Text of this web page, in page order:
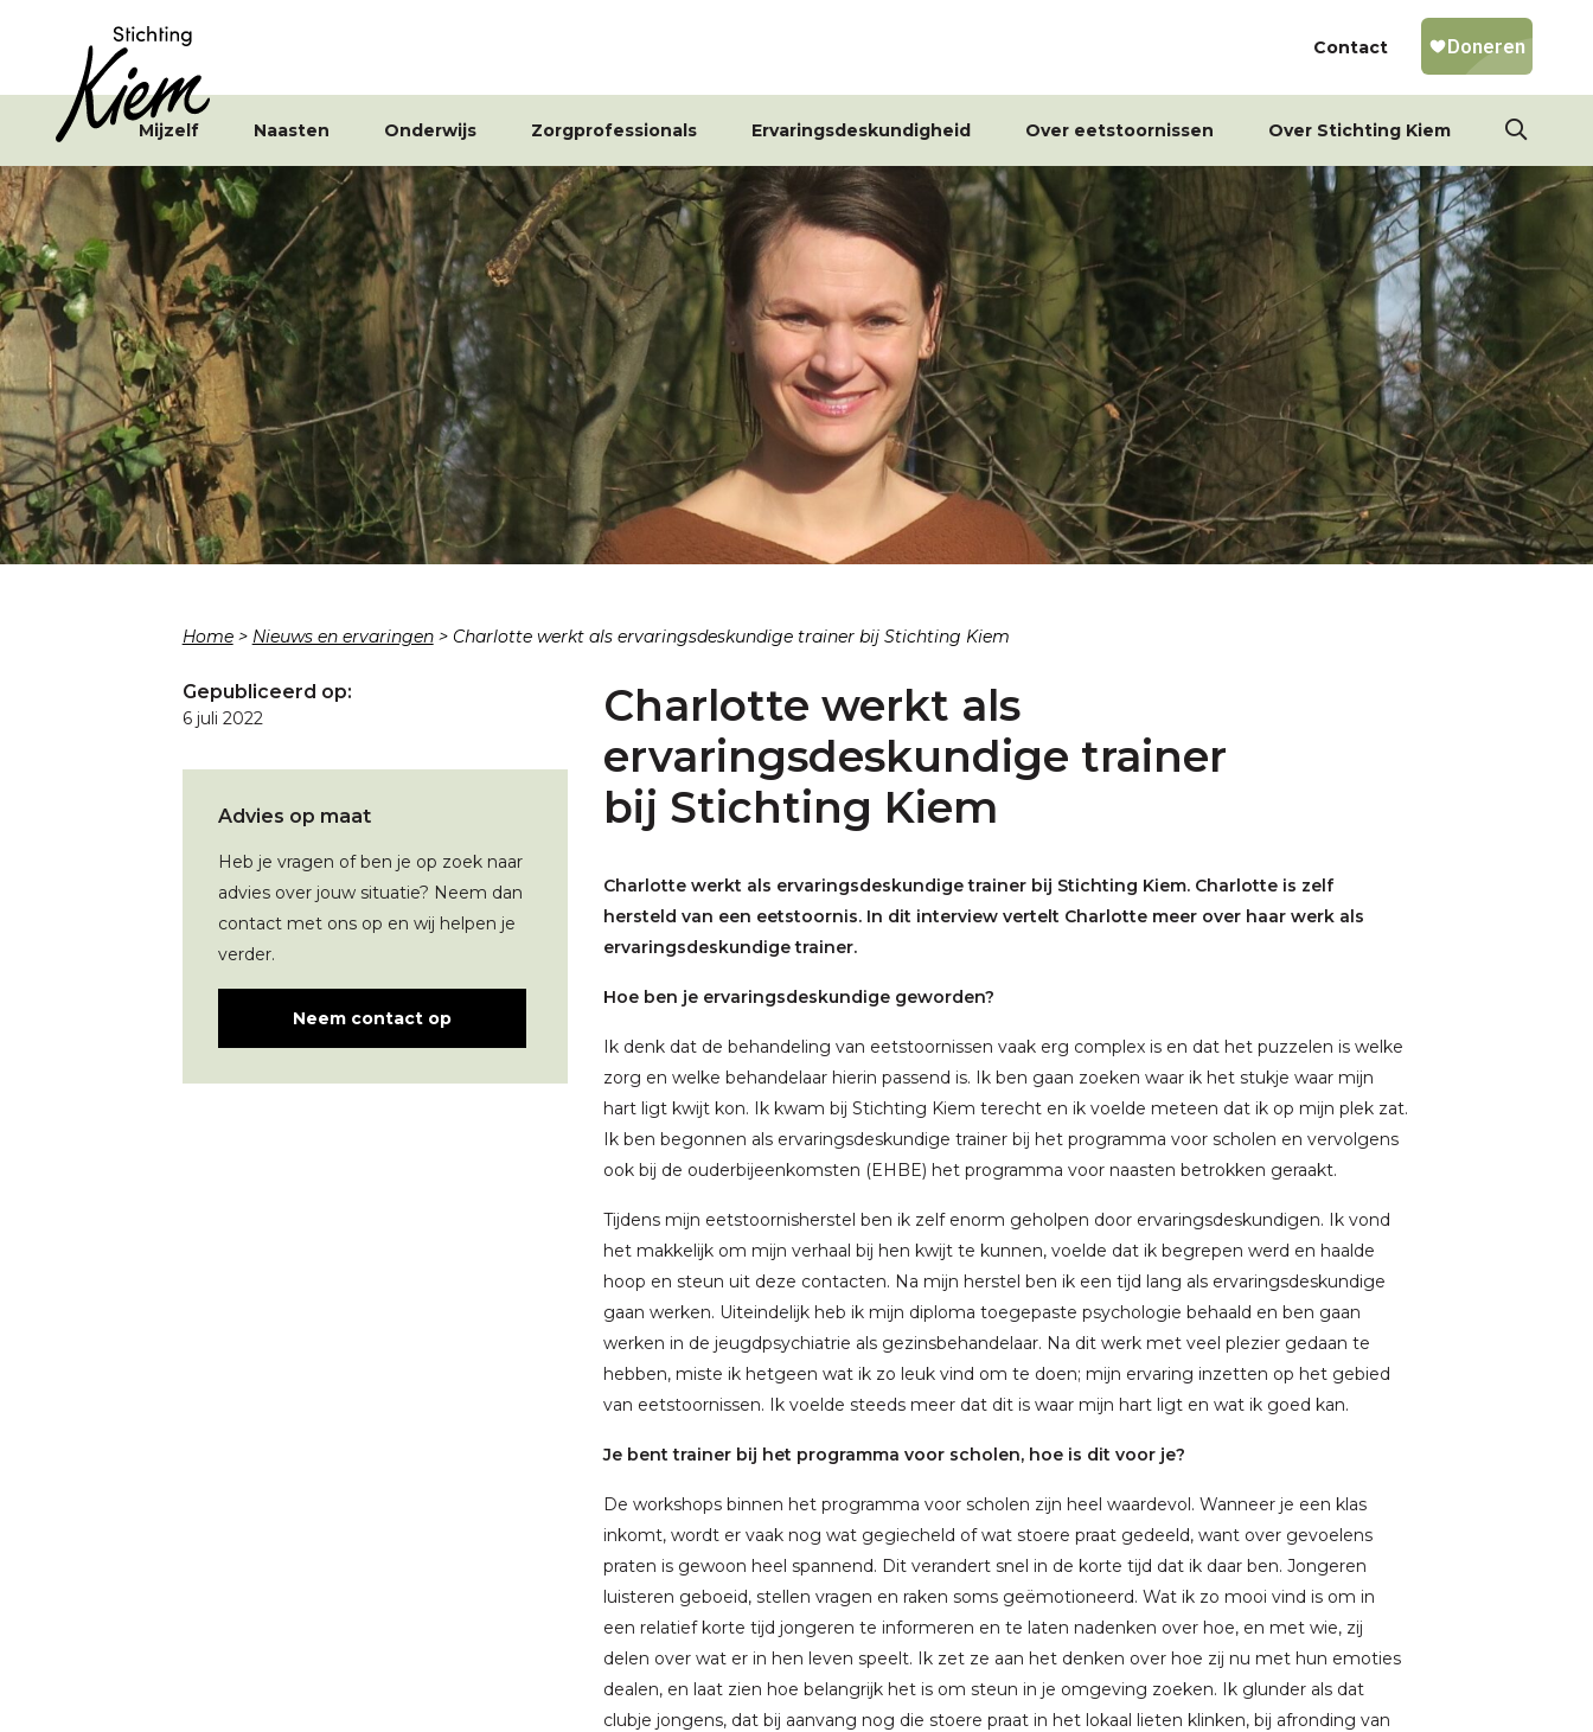
Contact
Mijzelf Naasten Onderwijs Zorgprofessionals Ervaringsdeskundigheid Over eetstoornissen Over Stichting Kiem
Home> Nieuws en ervaringen> Charlotte werkt als ervaringsdeskundige trainer bij Stichting Kiem
Charlotte werkt als
ervaringsdeskundige trainer
bij Stichting Kiem
Charlotte werkt als ervaringsdeskundige trainer bij Stichting Kiem. Charlotte is zelf
hersteld van een eetstoornis. In dit interview vertelt Charlotte meer over haar werk als
ervaringsdeskundige trainer.
Hoe ben je ervaringsdeskundige geworden?
Ik denk dat de behandeling van eetstoornissen vaak erg complex is en dat het puzzelen is welke
zorg en welke behandelaar hierin passend is. Ik ben gaan zoeken waar ik het stukje waar mijn
hart ligt kwijt kon. Ik kwam bij Stichting Kiem terecht en ik voelde meteen dat ik op mijn plek zat.
Ik ben begonnen als ervaringsdeskundige trainer bij het programma voor scholen en vervolgens
ook bij de ouderbijeenkomsten (EHBE) het programma voor naasten betrokken geraakt.
Tijdens mijn eetstoornisherstel ben ik zelf enorm geholpen door ervaringsdeskundigen. Ik vond
het makkelijk om mijn verhaal bij hen kwijt te kunnen, voelde dat ik begrepen werd en haalde
hoop en steun uit deze contacten. Na mijn herstel ben ik een tijd lang als ervaringsdeskundige
gaan werken. Uiteindelijk heb ik mijn diploma toegepaste psychologie behaald en ben gaan
werken in de jeugdpsychiatrie als gezinsbehandelaar. Na dit werk met veel plezier gedaan te
hebben, miste ik hetgeen wat ik zo leuk vind om te doen; mijn ervaring inzetten op het gebied
van eetstoornissen. Ik voelde steeds meer dat dit is waar mijn hart ligt en wat ik goed kan.
Je bent trainer bij het programma voor scholen, hoe is dit voor je?
De workshops binnen het programma voor scholen zijn heel waardevol. Wanneer je een klas
inkomt, wordt er vaak nog wat gegiecheld of wat stoere praat gedeeld, want over gevoelens
praten is gewoon heel spannend. Dit verandert snel in de korte tijd dat ik daar ben. Jongeren
luisteren geboeid, stellen vragen en raken soms geëmotioneerd. Wat ik zo mooi vind is om in
een relatief korte tijd jongeren te informeren en te laten nadenken over hoe, en met wie, zij
delen over wat er in hen leven speelt. Ik zet ze aan het denken over hoe zij nu met hun emoties
dealen, en laat zien hoe belangrijk het is om steun in je omgeving zoeken. Ik glunder als dat
clubje jongens, dat bij aanvang nog die stoere praat in het lokaal lieten klinken, bij afronding van
Gepubliceerd op:
6 juli 2022
Advies op maat
Heb je vragen of ben je op zoek naar
advies over jouw situatie? Neem dan
contact met ons op en wij helpen je
verder.
Neem contact op